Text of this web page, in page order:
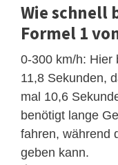
Wie schnell
Formel 1
0-300 km/h: Hier
11,8 Sekunden,
mal 10,6
benötigt lange
fahren, während
geben kann.